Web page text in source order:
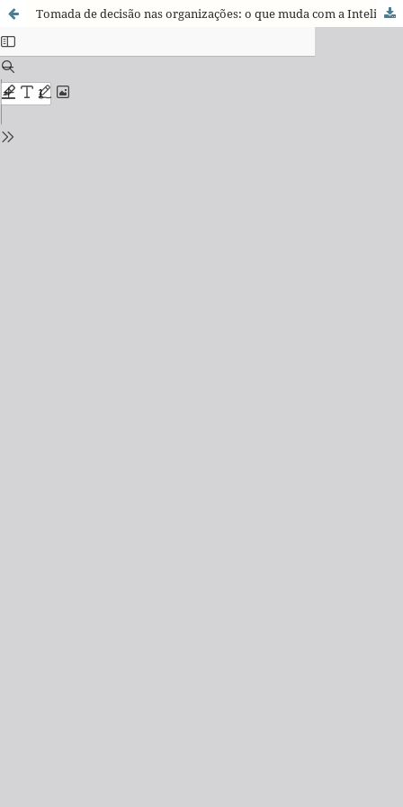
Tomada de decisão nas organizações: o que muda com a Inteligência Artificial?